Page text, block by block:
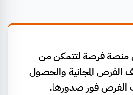
منصة فرصة لتتمكن من
الفرص المجانية والحصول
فور صدورها.